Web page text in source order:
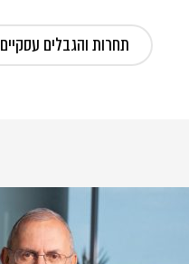
תחרות והגבלים עסקיים